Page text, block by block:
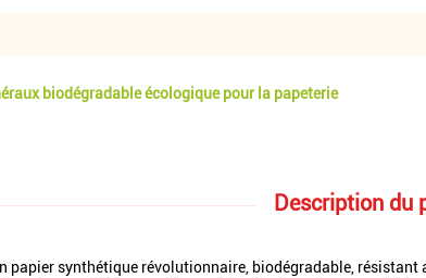
biodégradable écologique pour la papeterie
Description du
papier synthétique révolutionnaire, biodégradable,